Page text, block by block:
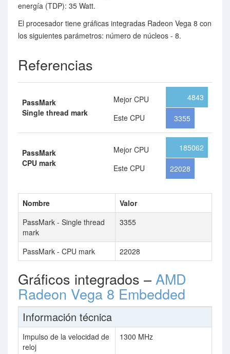
energía (TDP): 35 Watt.
El procesador tiene gráficas integradas Radeon Vega 8 con
los siguientes parámetros: número de núcleos - 8.
Referencias
PassMark
Single thread mark
Mejor CPU
Este CPU
4843
3355
PassMark
CPU mark
Mejor CPU
Este CPU
185062
22028
Nombre
Valor
PassMark - Single thread
mark
3355
PassMark - CPU mark 22028
Gráficos integrados – AMD
Radeon Vega 8 Embedded
Información técnica
Impulso de la velocidad de
reloj
1300 MHz